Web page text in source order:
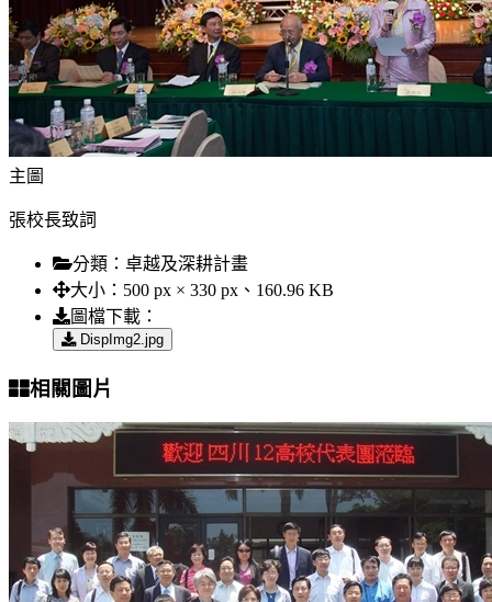
主圖
張校長致詞
分類： 卓越及深耕計畫
大小： 500 px × 330 px、160.96 KB
圖檔下載：
DispImg2.jpg
相關圖片